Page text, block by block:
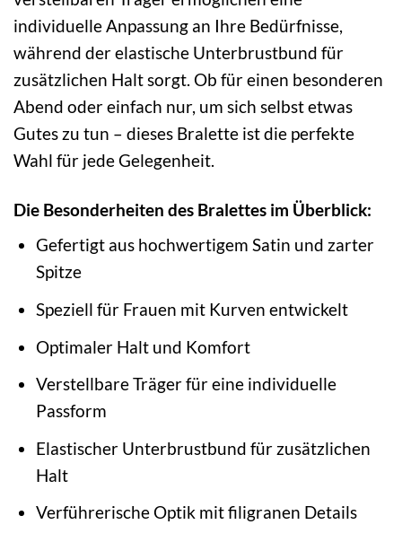
individuelle Anpassung an Ihre Bedürfnisse,
während der elastische Unterbrustbund für
zusätzlichen Halt sorgt. Ob für einen besonderen
Abend oder einfach nur, um sich selbst etwas
Gutes zu tun – dieses Bralette ist die perfekte
Wahl für jede Gelegenheit.
Die Besonderheiten des Bralettes im Überblick:
Gefertigt aus hochwertigem Satin und zarter
Spitze
Speziell für Frauen mit Kurven entwickelt
Optimaler Halt und Komfort
Verstellbare Träger für eine individuelle
Passform
Elastischer Unterbrustbund für zusätzlichen
Halt
Verführerische Optik mit filigranen Details